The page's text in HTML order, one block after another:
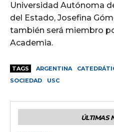
Universidad Autónoma
del Estado, Josefina
también será miembro
Academia.
TAGS ARGENTINA
SOCIEDAD
USC
ÚLTIMAS